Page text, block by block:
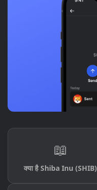
📖
क्या है Shiba Inu (SHIB)